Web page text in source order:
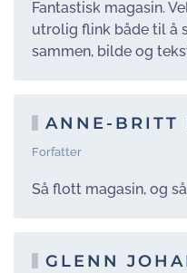
Fantastisk magasin.
utrolig flink både til å
sammen, bilde og
ANNE-BRITT
Forfatter
Så flott magasin, og
GLENN